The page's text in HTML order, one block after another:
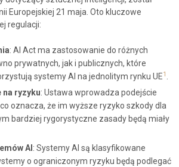
Europejskiej 21 maja. Oto kluczowe
regulacji:
: AI Act ma zastosowanie do różnych
prywatnych, jak i publicznych, które
systemy AI na jednolitym rynku UE1 .
na ryzyku: Ustawa wprowadza podejście
oznacza, że im wyższe ryzyko szkody dla
bardziej rygorystyczne zasady będą miały
AI : Systemy AI są klasyfikowane
o ograniczonym ryzyku będą podlegać